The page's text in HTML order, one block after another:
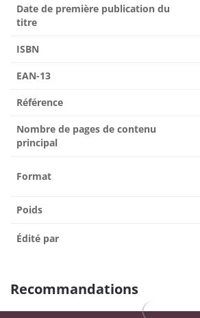
Date de première publication du
titre
ISBN
EAN-13
Référence
Nombre de pages de contenu
principal
Format
Poids
Édité par
Recommandations